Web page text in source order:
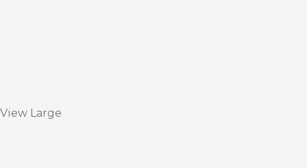
View Large